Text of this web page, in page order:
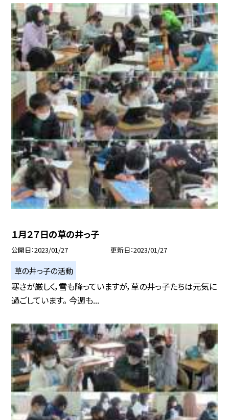
１月２７日の草の井っ子
公開日 2023/01/27 更新日 2023/01/27
草の井っ子の活動
寒さが厳しく，雪も降っていますが，草の井っ子たちは元気に
過ごしています。 今週も...